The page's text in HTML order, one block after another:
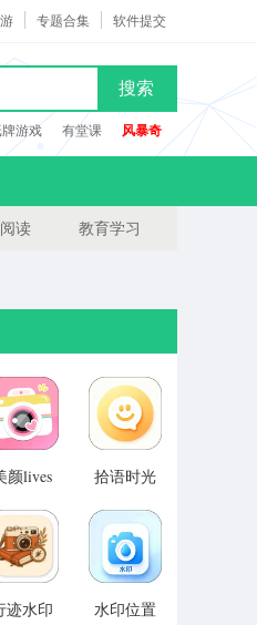
软件提交
专题合集
搜索
游戏 有堂课
风暴奇
读 教育学习
颜lives
拾语时光
迹水印
水印位置